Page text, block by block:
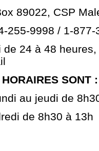
89022, CSP
255-9998 / 1-
de 24 à 48
HORAIRES SONT :
au jeudi de
de 8h30 à 13h